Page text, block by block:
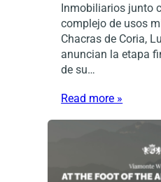
Inmobiliarios junto
complejo de usos
Chacras de Coria,
anuncian la etapa
de su…
Read more »